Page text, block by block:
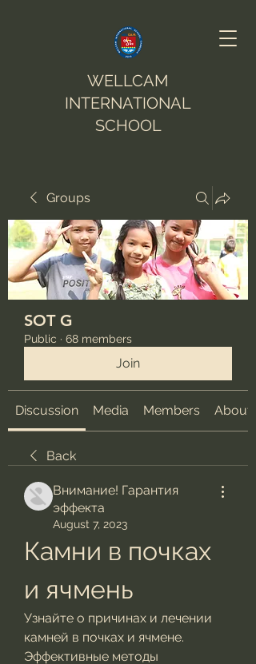
WELLCAM
INTERNATIONAL
SCHOOL
Groups
SOT G
Public · 68 members
Join
Discussion Media Members About
Back
Внимание! Гарантия
эффекта
August 7, 2023
Камни в почках
и ячмень
Узнайте о причинах и лечении
камней в почках и ячмене.
Эффективные методы